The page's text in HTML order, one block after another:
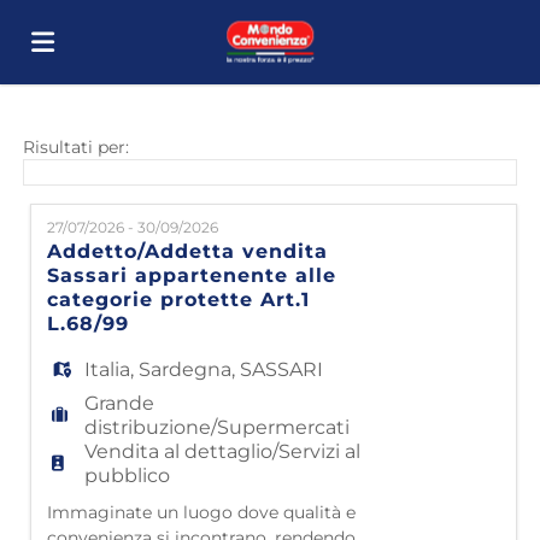
Offerte
di
lavoro
Carica
il
CV
Login
Lingua
Risultati per:
27/07/2026 - 30/09/2026
Addetto/Addetta vendita
Sassari appartenente alle
categorie protette Art.1
L.68/99
Italia, Sardegna, SASSARI
Grande
distribuzione/Supermercati
Vendita al dettaglio/Servizi al
pubblico
Immaginate un luogo dove qualità e